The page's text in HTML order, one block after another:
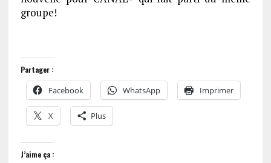
groupe!
Partager :
Facebook WhatsApp Imprimer
X Plus
J’aime ça :